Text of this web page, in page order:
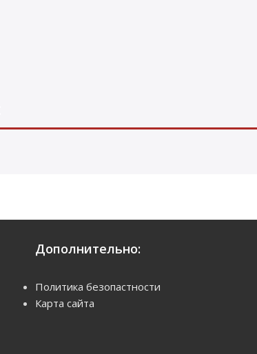
Дополнительно:
Политика безопастности
Карта сайта